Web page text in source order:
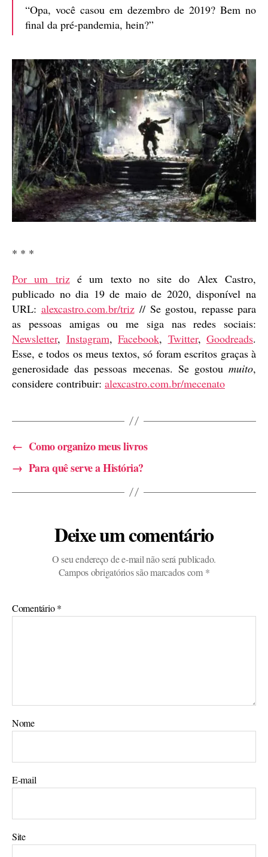
“Opa, você casou em dezembro de 2019? Bem no
final da pré-pandemia, hein?”
* * *
Por um trizé um texto no site do Alex Castro,
publicado no dia 19 de maio de 2020, disponível na
URL: alexcastro.com.br/triz// Se gostou, repasse para
as pessoas amigas ou me siga nas redes sociais:
Newsletter, Instagram, Facebook, Twitter, Goodreads.
Esse, e todos os meus textos, só foram escritos graças à
generosidade das pessoas mecenas. Se gostou muito,
considere contribuir: alexcastro.com.br/mecenato
← Como organizo meus livros
→ Para quê serve a História?
Deixe um comentário
O seu endereço de e-mail não será publicado.
Campos obrigatórios são marcados com *
Comentário*
Nome
E-mail
Site